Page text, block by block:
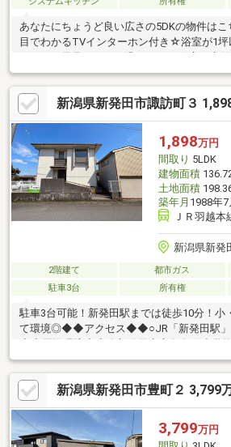
あなたにちょうど良い広さの5DKの物件は
目でわかるTVインターホン付き☆浴室が1坪
ストレスを感じさせることもありません☆
の物件です☆こちらは中古の戸建て物件で
ので、お急ぎの方も安心してお問い合わせ
新潟県新発田市諏訪町３
1,898万円
間取り 5LDK
建物面積
土地面積
築年月 1988年
ＪＲ羽越本
新潟県新発
2階建て 都市ガス
駐車3台
所有権
駐車3台可能！新発田駅までは徒歩10分！小
て環境◎◆◆アクセス◆◆○JR「新発田駅」
市立第一中学校…約1600m○認定こども園キ
593m○ウオロク東新町店…約2042m○ファミ
町店…約725m○ファミリーマート新発田駅前
駅…約650ｍ〇新潟県立新発田病院リウマチ
発田諏訪町郵便局…約459m○南公園…約
ださい♪
新潟県新発田市豊町２ 3,799
3,799万円